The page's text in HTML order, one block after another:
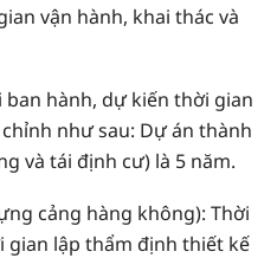
vận hành, khai thác và
ban hành, dự kiến thời gian
như sau: Dự án thành
và tái định cư) là 5 năm.
cảng hàng không): Thời
gian lập thẩm định thiết kế